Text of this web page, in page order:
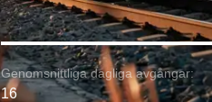
Genomsnittliga dagliga avgångar:
16